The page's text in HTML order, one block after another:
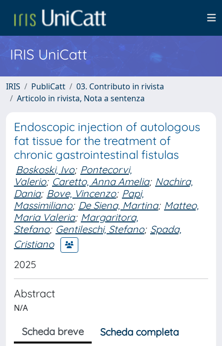
IRIS UniCatt
IRIS PubliCatt
03. Contributo in rivista
Articolo in rivista, Nota a sentenza
Endoscopic injection of autologous
fat tissue for the treatment of
chronic gastrointestinal fistulas
Boskoski, Ivo; Pontecorvi,
Valerio; Caretto, Anna Amelia; Nachira,
Dania; Bove, Vincenzo; Papi,
Massimiliano; De Siena, Martina; Matteo,
Maria Valeria; Margaritora,
Stefano; Gentileschi, Stefano; Spada,
Cristiano
2025
Abstract
N/A
Scheda breve
Scheda completa